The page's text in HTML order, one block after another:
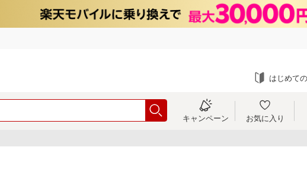
はじめて
キャンペーン お気に入り